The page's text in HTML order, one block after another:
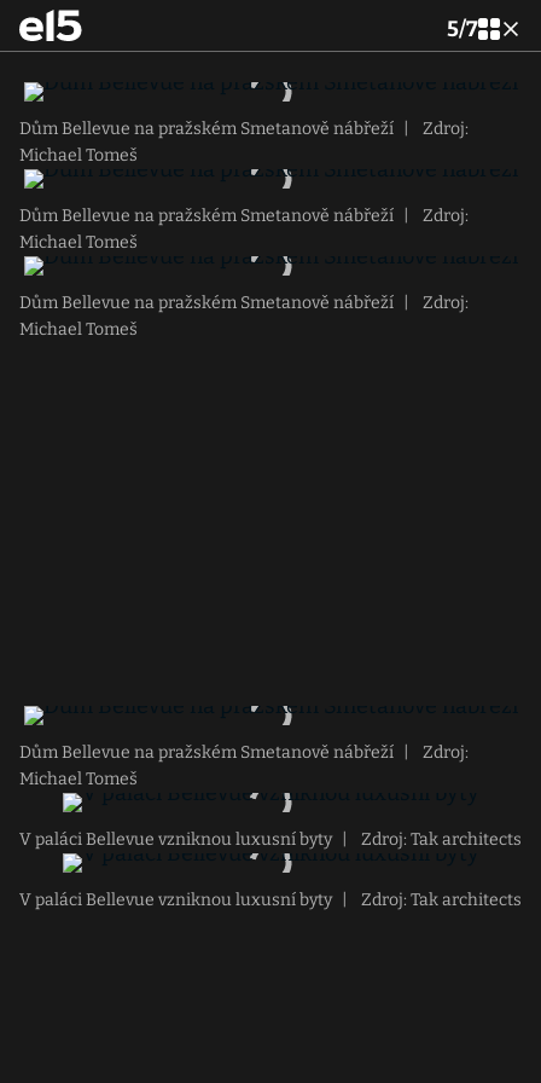
5/7
Dům Bellevue na pražském Smetanově nábřeží
Zdroj:
Michael Tomeš
Dům Bellevue na pražském Smetanově nábřeží
Zdroj:
Michael Tomeš
Dům Bellevue na pražském Smetanově nábřeží
Zdroj:
Michael Tomeš
Dům Bellevue na pražském Smetanově nábřeží
Zdroj:
Michael Tomeš
V paláci Bellevue vzniknou luxusní byty Zdroj: Tak architects
V paláci Bellevue vzniknou luxusní byty Zdroj: Tak architects